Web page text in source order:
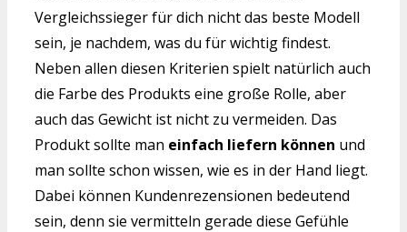
Vergleichssieger für dich nicht das beste Modell
sein, je nachdem, was du für wichtig findest.
Neben allen diesen Kriterien spielt natürlich auch
die Farbe des Produkts eine große Rolle, aber
auch das Gewicht ist nicht zu vermeiden. Das
Produkt sollte man einfach liefern können und
man sollte schon wissen, wie es in der Hand liegt.
Dabei können Kundenrezensionen bedeutend
sein, denn sie vermitteln gerade diese Gefühle